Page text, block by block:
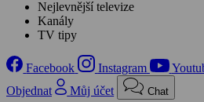
Nejlevnější televize
Kanály
TV tipy
Facebook Instagram
Objednat
Můj účet Chat